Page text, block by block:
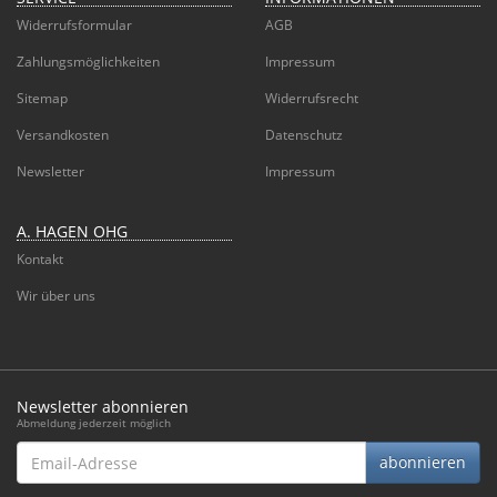
Widerrufsformular
Zahlungsmöglichkeiten
Sitemap
Versandkosten
Newsletter
AGB
Impressum
Widerrufsrecht
Datenschutz
Impressum
A. HAGEN OHG
Kontakt
Wir über uns
Newsletter abonnieren
Abmeldung jederzeit möglich
Email-
Adresse
abonnieren